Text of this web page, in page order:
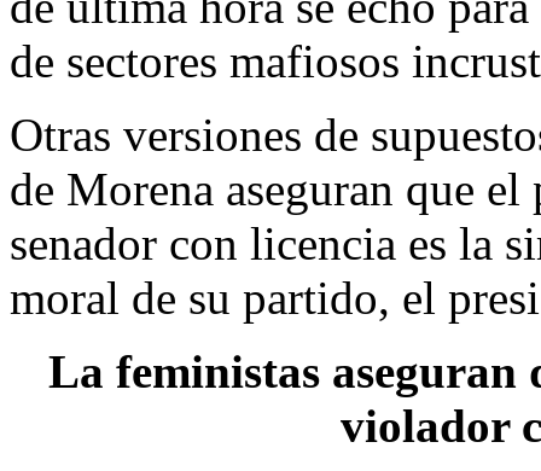
de sectores mafiosos
Otras versiones de
de Morena aseguran que
senador con licencia es la
moral de su partido, el
La feministas aseguran
violador